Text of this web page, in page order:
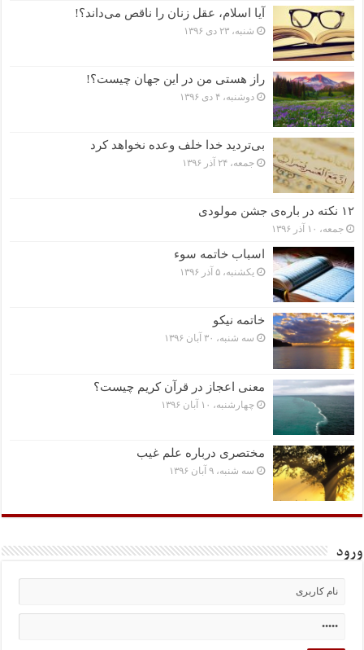
آیا اسلام، عقل زنان را ناقص می‌داند؟!
شنبه، ۲۳ دی ۱۳۹۶
راز هستی من در این جهان چیست؟!
دوشنبه، ۴ دی ۱۳۹۶
بی‌تردید خدا خلف وعده نخواهد کرد
جمعه، ۲۴ آذر ۱۳۹۶
۱۲ نکته در باره‌ی جشن مولودی
جمعه، ۱۰ آذر ۱۳۹۶
اسباب خاتمه سوء
یکشنبه، ۵ آذر ۱۳۹۶
خاتمه نیکو
سه شنبه، ۳۰ آبان ۱۳۹۶
معنی اعجاز در قرآن کریم چیست؟
چهارشنبه، ۱۰ آبان ۱۳۹۶
مختصرى درباره علم غیب
سه شنبه، ۹ آبان ۱۳۹۶
ورود